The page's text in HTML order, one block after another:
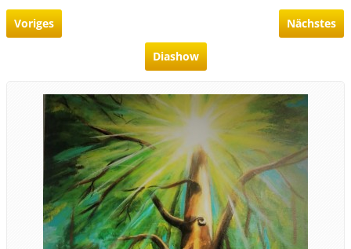
Voriges Nächstes
Diashow